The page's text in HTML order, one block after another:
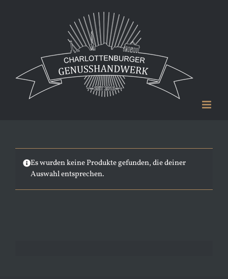
Es wurden keine Produkte gefunden, die deiner
Auswahl entsprechen.